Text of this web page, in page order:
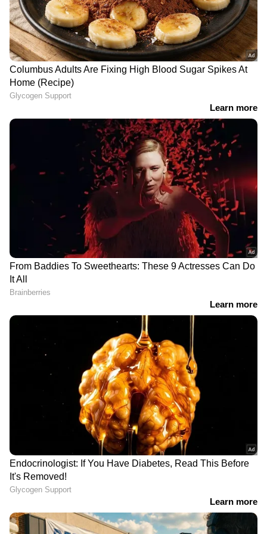
Related Articles
മുഖ്യമന്ത്രി പ്രഖ്യാപനം പിന്നീട്; യോഗത്തിൽ
നീണ്ട കൂടിക്കാഴ്ച പൂർത്തിയായി
കേവല ഭൂരിപക്ഷം ഉറപ്പിച്ച് വിജയ്;
ടിവികെയ്ക്ക് പിന്തുണ പ്രഖ്യാപിച്ച് ലീഗും
വിസികെയും, ഇനി ശ്രദ്ധാകേന്ദ്രം
ലോക്ഭവൻ
RECOMMENDED STORIES
ജനങ്ങൾക്ക് വിവരങ്ങൾ
സ്വയം രേഖപ്പെടുത്താൻ
സൗകര്യം, സംസ്ഥാനത്ത്
ഇന്ന് തുടക്കം
പരീക്ഷണ പറക്കലിനിടെ
അമേരിക്കൻ സൈനിക
വിമാനം
കാലിഫോർണിയയിൽ
തകർന്നുവീണു, 8
സൈനികർ കൊല്ലപ്പെട്ടു
മലയിടംതുരുത്ത്
പര്യത്ത്കാവ് ഉന്നതിയിലെ
ഭൂമി തർക്കത്തിന്
പരിഹാരം, ധാരണയിൽ
ഒപ്പുവച്ചു, മുൻ എംഎൽഎ
ശ്രീനിജന് വിമർശനം
വെള്ളാപ്പള്ളി നടേശന്
വക്കീൽ നോട്ടീസയച്ച് പി
ശശി; വ്യാജ
ആരോപണങ്ങൾ